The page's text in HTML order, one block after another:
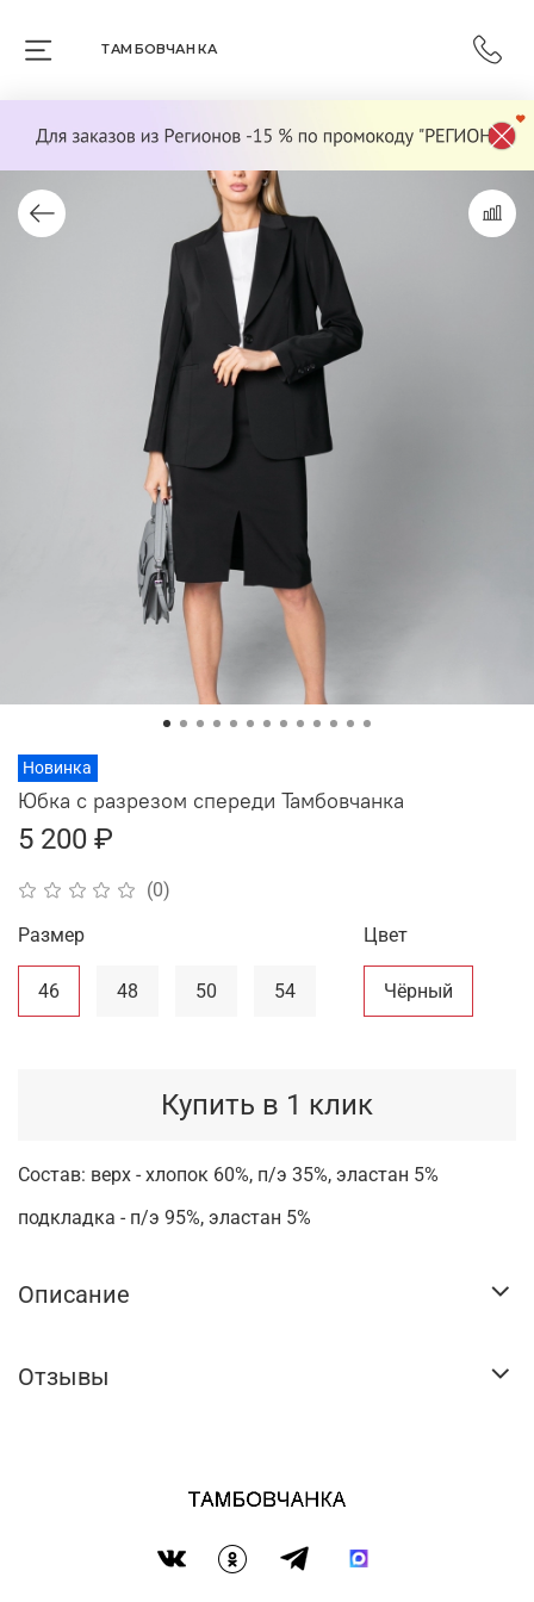
ТАМБОВЧАНКА
Новинка
(0)
Юбка с разрезом спереди Тамбовчанка
5 200 ₽
Купить в 1 клик
Размер
46 48 50 54
Цвет
Чёрный
Состав: верх - хлопок 60%, п/э 35%, эластан 5%
подкладка - п/э 95%, эластан 5%
Описание
Отзывы